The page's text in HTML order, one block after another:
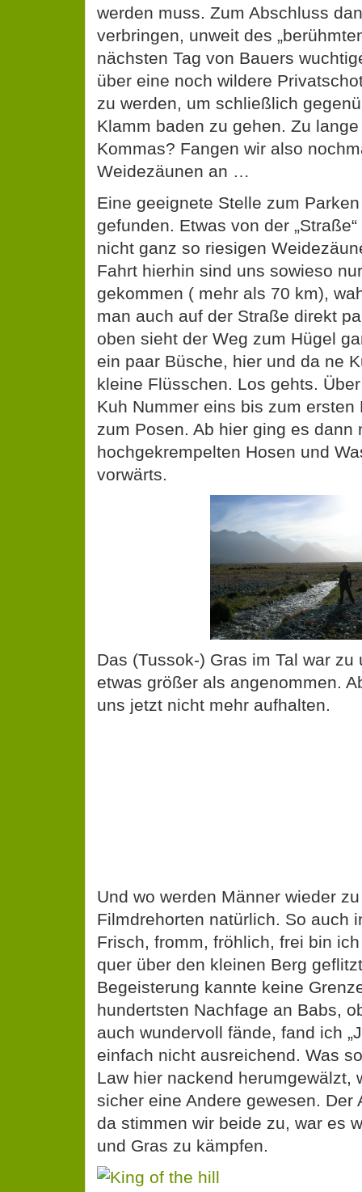
werden muss. Zum Abschluss
verbringen, unweit des
nächsten Tag von Bauers
über eine noch wildere
zu werden, um schließlich
Klamm baden zu gehen. Zu
Kommas? Fangen wir also
Weidezäunen an …
Eine geeignete Stelle zum
gefunden. Etwas von der
nicht ganz so riesigen
Fahrt hierhin sind uns sowieso
gekommen ( mehr als 70 km),
man auch auf der Straße direkt
oben sieht der Weg zum Hügel
ein paar Büsche, hier und da ne
kleine Flüsschen. Los gehts.
Kuh Nummer eins bis zum ersten
zum Posen. Ab hier ging es dann
hochgekrempelten Hosen und
vorwärts.
Das (Tussok-) Gras im Tal war
etwas größer als angenommen.
uns jetzt nicht mehr aufhalten.
Und wo werden Männer wieder
Filmdrehorten natürlich. So auch
Frisch, fromm, fröhlich, frei bin
quer über den kleinen Berg
Begeisterung kannte keine
hundertsten Nachfage an Babs,
auch wundervoll fände, fand ich
einfach nicht ausreichend. Was
Law hier nackend herumgewälzt,
sicher eine Andere gewesen. Der
da stimmen wir beide zu, war es
und Gras zu kämpfen.